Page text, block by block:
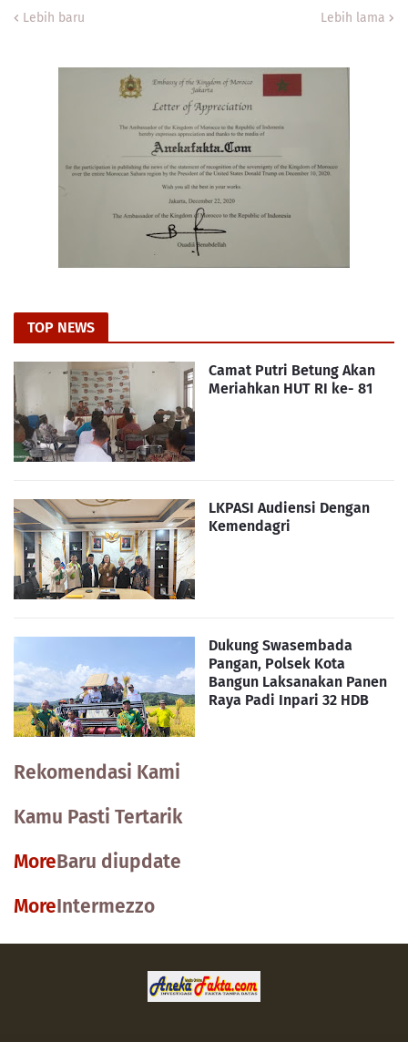
Lebih baru Lebih lama
TOP NEWS
Camat Putri Betung Akan
Meriahkan HUT RI ke- 81
LKPASI Audiensi Dengan
Kemendagri
Dukung Swasembada
Pangan, Polsek Kota
Bangun Laksanakan Panen
Raya Padi Inpari 32 HDB
Rekomendasi Kami
Kamu Pasti Tertarik
MoreBaru diupdate
MoreIntermezzo